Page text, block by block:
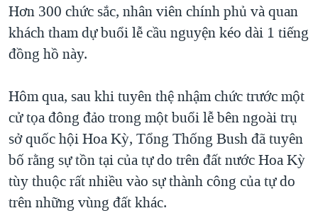
VĂN HOÁ
THỂ THAO
TRỊNH VĨNH BÌNH - NGƯỜI HẠ 'BÊN THẮNG CUỘC'
GROUND ZERO – XƯA VÀ NAY
CÁC GIÁ TRỊ CỘNG HÒA Ở VIỆT NAM
THƯỢNG ĐỈNH TRUMP-KIM TẠI VIỆT NAM
TRỊNH VĨNH BÌNH VS. CHÍNH PHỦ VIỆT NAM
NGƯ DÂN VIỆT VÀ LÀN SÓNG TRỘM HẢI SÂM
BÊN KIA QUỐC LỘ: TIẾNG VỌNG TỪ NÔNG THÔN MỸ
Ngôn ngữ khác
Hơn 300 chức sắc, nhân viên chính phủ và quan
khách tham dự buổi lễ cầu nguyện kéo dài 1 tiếng
đồng hồ này.
Hôm qua, sau khi tuyên thệ nhậm chức trước một
cử tọa đông đảo trong một buổi lễ bên ngoài trụ
sở quốc hội Hoa Kỳ, Tổng Thống Bush đã tuyên
bố rằng sự tồn tại của tự do trên đất nước Hoa Kỳ
tùy thuộc rất nhiều vào sự thành công của tự do
trên những vùng đất khác.